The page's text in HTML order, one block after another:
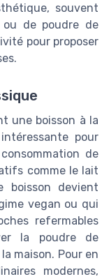
souvent
de poudre de
pour proposer
une boisson à la
pour
de
comme le lait
devient
vegan ou qui
refermables
la poudre de
maison. Pour en
modernes,